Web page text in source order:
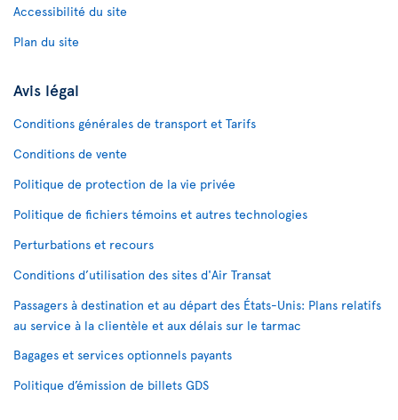
Accessibilité du site
Plan du site
Avis légal
Conditions générales de transport et Tarifs
Conditions de vente
Politique de protection de la vie privée
Politique de fichiers témoins et autres technologies
Perturbations et recours
Conditions d’utilisation des sites d'Air Transat
Passagers à destination et au départ des États-Unis: Plans relatifs
au service à la clientèle et aux délais sur le tarmac
Bagages et services optionnels payants
Politique d’émission de billets GDS